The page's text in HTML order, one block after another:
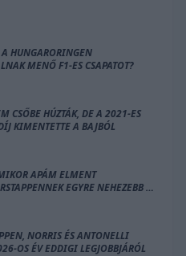
HUNGARORINGEN
MENŐ F1-ES CSAPATOT?
CSŐBE HÚZTÁK, DE A 2021-ES
KIMENTETTE A BAJBÓL
APÁM ELMENT
EGYRE NEHEZEBB A
NORRIS ÉS ANTONELLI
OS ÉV EDDIGI LEGJOBBJÁRÓL